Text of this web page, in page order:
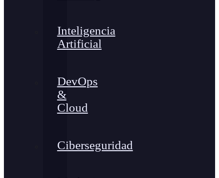
Inteligencia
Artificial
DevOps
&
Cloud
Ciberseguridad